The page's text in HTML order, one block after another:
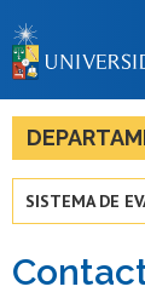
SISTEMA DE